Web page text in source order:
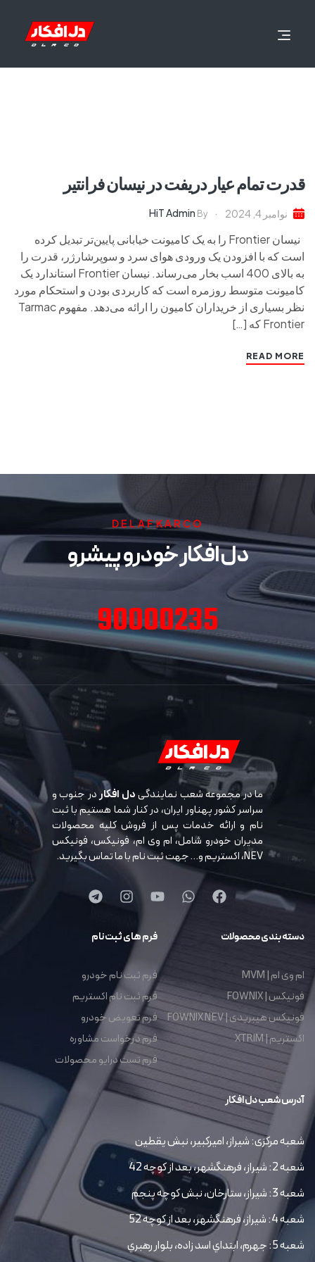
قدرت تمام عیار دریفت در نیسان فرانتیر
نوامبر 4, 2024 By
HiT Admin
نیسان Frontier را به یک کامیونت خیابانی پایین‌تر تبدیل کرده
است که با افزودن یک ورودی هوای سرد و سوپرشارژر، قدرت را
به بالای 400 اسب بخار می‌رساند. نیسان Frontier استاندارد یک
کامیونت متوسط روزمره است که کاربردی بودن و استحکام مورد
نظر بسیاری از خریداران کامیون را ارائه می‌دهد. مفهوم Tarmac
Frontier که […]
READ MORE
DELAFKARCO
دل افکار خودرو پیشرو
90000235
ما در مجموعه شعب نمایندگیدل افکاردر جنوب و
سراسر کشور پهناور ایران، در کنار شما هستیم با ثبت
نام و ارائه خدمات پس از فروش کلیه محصولات
مدیران خودرو شامل، ام وی ام، فونیکس، فونیکس
NEV، اکستریم و… جهت ثبت نام با ما تماس بگیرید.
دسته بندی محصولات
ام وی ام | MVM
فونیکس | FOWNIX
فونیکس هیبریدی | FOWNIX NEV
اکستریم | XTRIM
فرم های ثبت نام
فرم ثبت نام خودرو
فرم ثبت نام اکستریم
فرم تعویض خودرو
فرم درخواست مشاوره
فرم تست درایو محصولات
آدرس شعب دل افکار
شعبه مرکزی: شیراز، امیرکبیر، نبش یقطین
شعبه 2: شیراز، فرهنگشهر، بعد از کوچه 42
شعبه 3: شیراز، ستارخان، نبش کوچه پنجم
شعبه 4: شیراز، فرهنگشهر، بعد از کوچه 52
شعبه 5: جهرم، ابتداي اسد زاده، بلوار رهبري